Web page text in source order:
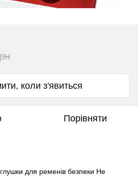
коли з'явиться
Порівняти
для ременів безпеки Не